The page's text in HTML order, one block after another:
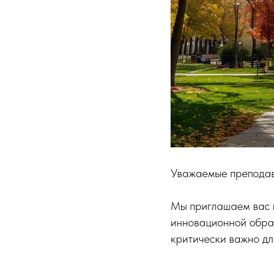
Уважаемые
Мы приглашаем вас
инновационной
критически важно